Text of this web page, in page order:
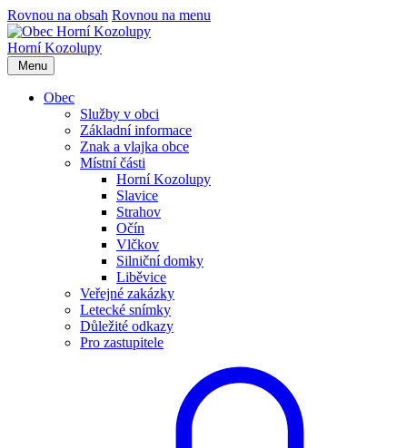
Rovnou na obsah Rovnou na menu
Horní Kozolupy
Menu
Obec
Služby v obci
Základní informace
Znak a vlajka obce
Místní části
Horní Kozolupy
Slavice
Strahov
Očín
Vlčkov
Silniční domky
Liběvice
Veřejné zakázky
Letecké snímky
Důležité odkazy
Pro zastupitele